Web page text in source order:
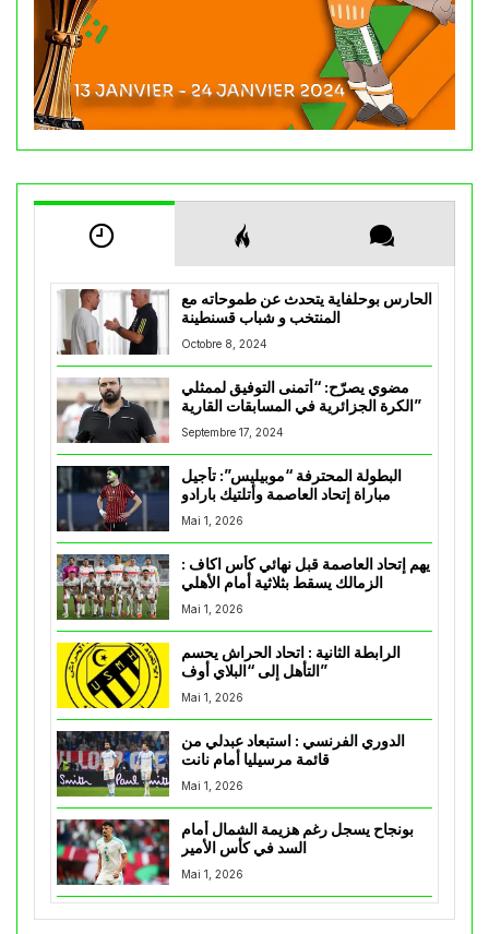
الحارس بوحلفاية يتحدث عن طموحاته مع
المنتخب و شباب قسنطينة
Octobre 8, 2024
مضوي يصرّح: “أتمنى التوفيق لممثلي
الكرة الجزائرية في المسابقات القارية”
Septembre 17, 2024
البطولة المحترفة “موبيليس”: تأجيل
مباراة إتحاد العاصمة وأتلتيك بارادو
Mai 1, 2026
يهم إتحاد العاصمة قبل نهائي كأس اكاف :
Mai 1, 2026
الرابطة الثانية : اتحاد الحراش يحسم
التأهل إلى “البلاي أوف”
Mai 1, 2026
الدوري الفرنسي : استبعاد عبدلي من
قائمة مرسيليا أمام نانت
Mai 1, 2026
بونجاح يسجل رغم هزيمة الشمال أمام
السد في كأس الأمير
Mai 1, 2026